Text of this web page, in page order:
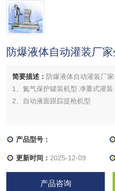
防爆液体自动灌装厂
简要描述： 防爆液体自动灌装厂
1、氮气保护罐装机型 净重式灌
2、自动液面跟踪提枪机型
产品型号：
更新时间： 2025-12-09
产品咨询